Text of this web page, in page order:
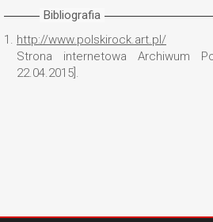
Bibliografia
1. http://www.polskirock.art.pl/
Strona internetowa Archiwum
22.04.2015].